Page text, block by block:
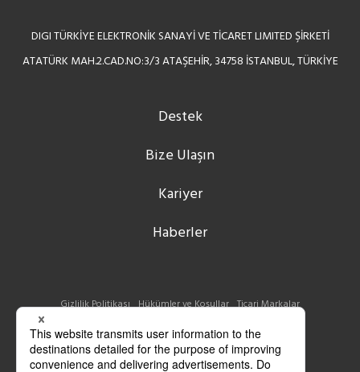
DIGI TÜRKİYE ELEKTRONİK SANAYİ VE TİCARET LIMITED ŞİRKETİ
ATATÜRK MAH.2.CAD.NO:3/3 ATAŞEHİR, 34758 İSTANBUL, TÜRKİYE
Destek
Bize Ulaşın
Kariyer
Haberler
Gizlilik Politikası Hükümler ve Koşullar Ticari Markalar